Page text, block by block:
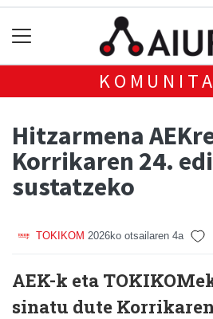
Hitzarmena
Korrikaren 24.
sustatzeko
TOKIKOM 2026ko otsailaren 4a
AEK-k eta
sinatu dute